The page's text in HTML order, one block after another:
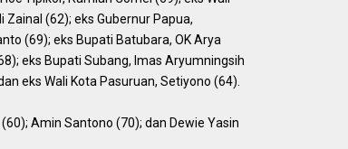
Zainal (62); eks Gubernur Papua,
(69); eks Bupati Batubara, OK Arya
eks Bupati Subang, Imas Aryumningsih
eks Wali Kota Pasuruan, Setiyono (64).
Amin Santono (70); dan Dewie Yasin